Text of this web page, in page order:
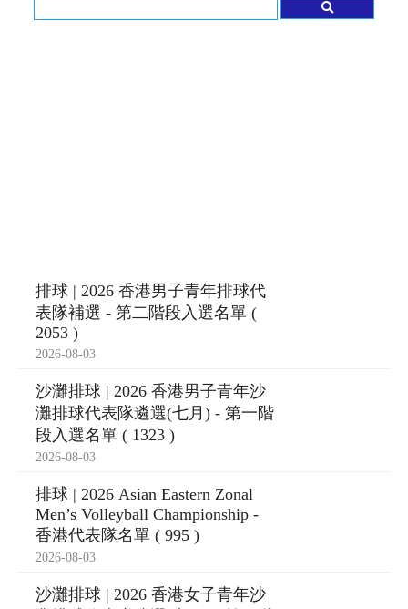
排球 | 2026 香港男子青年排球代
表隊補選 - 第二階段入選名單 (
2053 )
2026-08-03
沙灘排球 | 2026 香港男子青年沙
灘排球代表隊遴選(七月) - 第一階
段入選名單 ( 1323 )
2026-08-03
排球 | 2026 Asian Eastern Zonal
Men’s Volleyball Championship -
香港代表隊名單 ( 995 )
2026-08-03
沙灘排球 | 2026 香港女子青年沙